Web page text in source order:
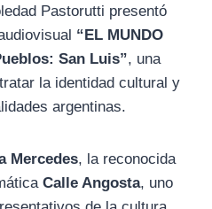
Pastorutti presentó
“EL MUNDO
San Luis”, una
la identidad cultural y
argentinas.
Mercedes, la reconocida
Calle Angosta, uno